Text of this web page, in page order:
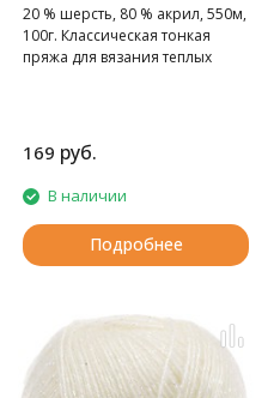
20 % шерсть, 80 % акрил, 550м,
100г. Классическая тонкая
пряжа для вязания теплых
169 руб.
В наличии
Подробнее